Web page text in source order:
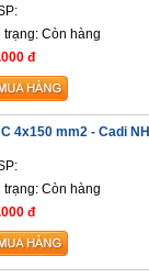
trạng:Còn hàng
đ
4x150 mm2 - Cadi NH
trạng:Còn hàng
đ